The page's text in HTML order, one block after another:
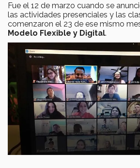
Fue el 12 de marzo cuando se
las actividades presenciales y las
comenzaron el 23 de ese mismo
Modelo Flexible y Digital.